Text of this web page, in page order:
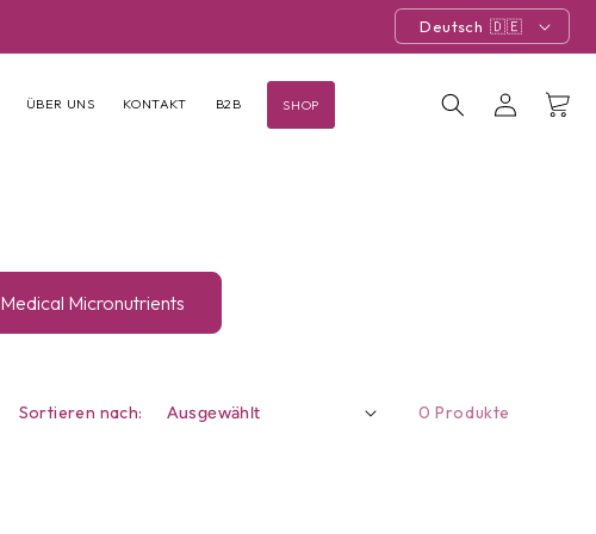
Deutsch
ÜBER UNS KONTAKT B2B SHOP Einloggen
Medical Micronutrients
Sortieren nach: 0 Produkte